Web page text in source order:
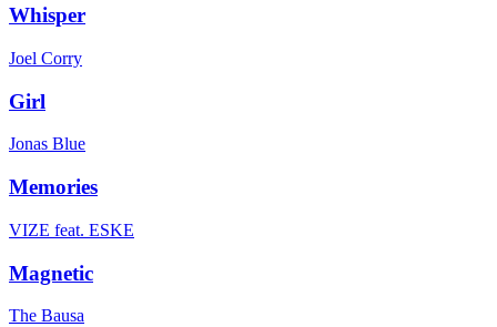
Whisper
Joel Corry
Girl
Jonas Blue
Memories
VIZE feat. ESKE
Magnetic
The Bausa